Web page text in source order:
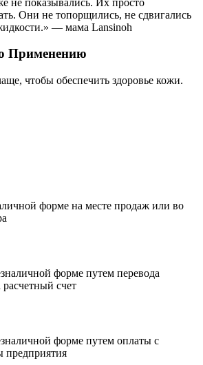
Они не топорщились, не сдвигались
— мама Lansinoh
Применению
чтобы обеспечить здоровье кожи.
форме на месте продаж или во
форме путем перевода
счет
форме путем оплаты с
предприятия